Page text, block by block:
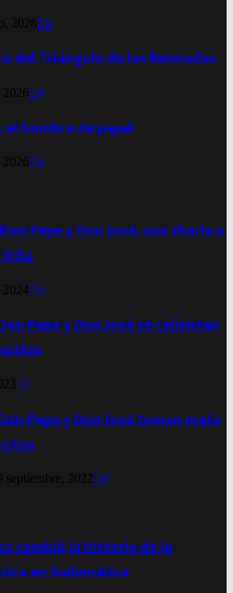
2026 0
del Triángulo de las Bermudas
2026 0
hombre de papel
2026 0
Pepe y Don José, una charla a
frita
2024 0
Pepe y Don José se calientan
0
Pepe y Don José toman mate
septiembre, 2022 0
cambió la historia de la
en Sudamérica